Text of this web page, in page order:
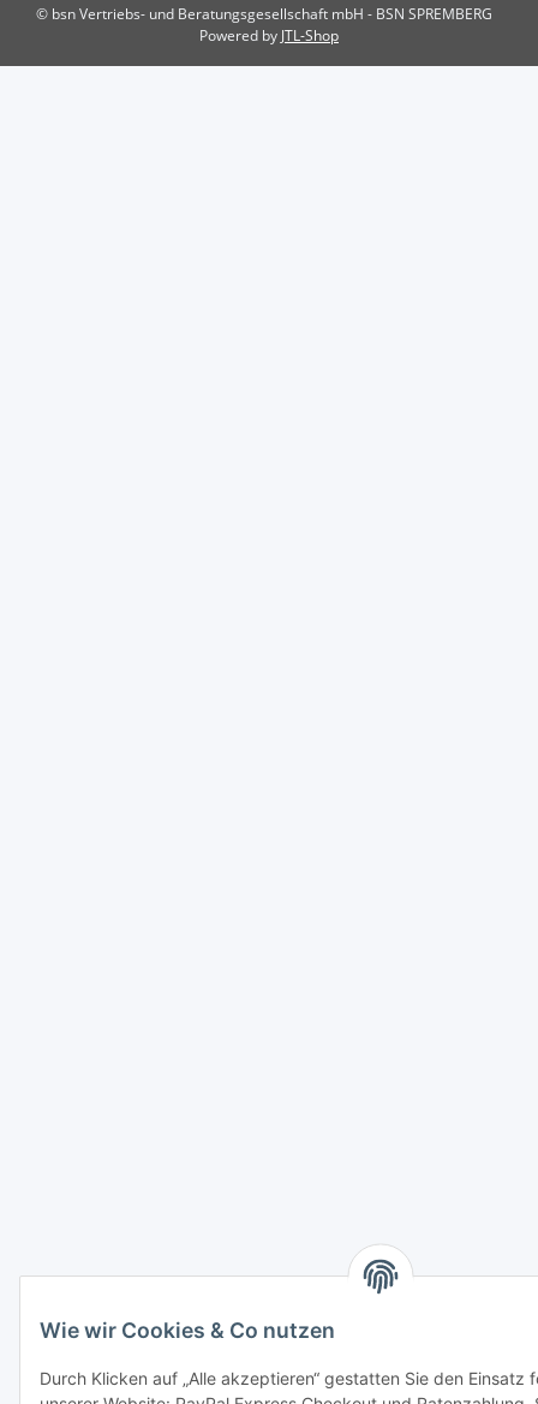
© bsn Vertriebs- und Beratungsgesellschaft mbH - BSN SPREMBERG
Powered by JTL-Shop
Wie wir Cookies & Co nutzen
Durch Klicken auf „Alle akzeptieren“ gestatten Sie den Einsatz